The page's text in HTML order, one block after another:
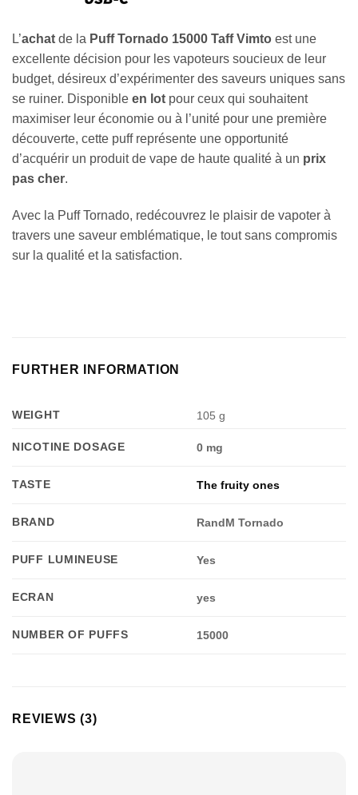
L’achat de la Puff Tornado 15000 Taff Vimto est une
excellente décision pour les vapoteurs soucieux de leur
budget, désireux d’expérimenter des saveurs uniques sans
se ruiner. Disponible en lot pour ceux qui souhaitent
maximiser leur économie ou à l’unité pour une première
découverte, cette puff représente une opportunité
d’acquérir un produit de vape de haute qualité à un prix
pas cher.
Avec la Puff Tornado, redécouvrez le plaisir de vapoter à
travers une saveur emblématique, le tout sans compromis
sur la qualité et la satisfaction.
FURTHER INFORMATION
WEIGHT 105 g
NICOTINE DOSAGE 0 mg
TASTE The fruity ones
BRAND RandM Tornado
PUFF LUMINEUSE Yes
ECRAN yes
NUMBER OF PUFFS 15000
REVIEWS (3)